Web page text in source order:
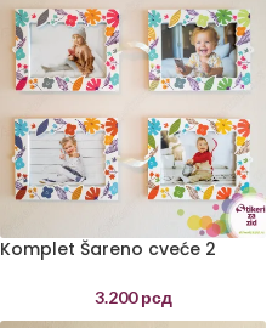
Komplet Šareno cveće 2
3.200рсд